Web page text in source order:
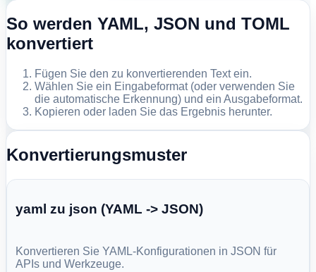
So werden YAML, JSON und TOML
konvertiert
Fügen Sie den zu konvertierenden Text ein.
Wählen Sie ein Eingabeformat (oder verwenden Sie
die automatische Erkennung) und ein Ausgabeformat.
Kopieren oder laden Sie das Ergebnis herunter.
Konvertierungsmuster
yaml zu json (YAML -> JSON)
Konvertieren Sie YAML-Konfigurationen in JSON für
APIs und Werkzeuge.